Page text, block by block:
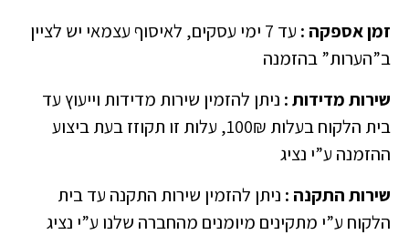
זמן אספקה :
עד 7 ימי עסקים, לאיסוף עצמאי יש לציין
ב”הערות” בהזמנה
שירות מדידות: ניתן להזמין שירות מדידות וייעוץ עד
בית הלקוח בעלות 100₪, עלות זו תקוזז בעת ביצוע
ההזמנה ע”י נציג
שירות התקנה : ניתן להזמין שירות התקנה עד בית
הלקוח ע”י מתקינים מיומנים מהחברה שלנו ע”י נציג